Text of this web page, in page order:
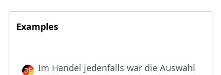
Examples
Im Handel jedenfalls war die Auswahl